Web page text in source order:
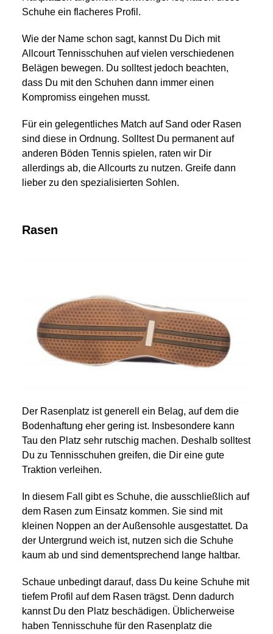
Schuhe ein flacheres Profil.
Wie der Name schon sagt, kannst Du Dich mit
Allcourt Tennisschuhen auf vielen verschiedenen
Belägen bewegen. Du solltest jedoch beachten,
dass Du mit den Schuhen dann immer einen
Kompromiss eingehen musst.
Für ein gelegentliches Match auf Sand oder Rasen
sind diese in Ordnung. Solltest Du permanent auf
anderen Böden Tennis spielen, raten wir Dir
allerdings ab, die Allcourts zu nutzen. Greife dann
lieber zu den spezialisierten Sohlen.
Rasen
Der Rasenplatz ist generell ein Belag, auf dem die
Bodenhaftung eher gering ist. Insbesondere kann
Tau den Platz sehr rutschig machen. Deshalb solltest
Du zu Tennisschuhen greifen, die Dir eine gute
Traktion verleihen.
In diesem Fall gibt es Schuhe, die ausschließlich auf
dem Rasen zum Einsatz kommen. Sie sind mit
kleinen Noppen an der Außensohle ausgestattet. Da
der Untergrund weich ist, nutzen sich die Schuhe
kaum ab und sind dementsprechend lange haltbar.
Schaue unbedingt darauf, dass Du keine Schuhe mit
tiefem Profil auf dem Rasen trägst. Denn dadurch
kannst Du den Platz beschädigen. Üblicherweise
haben Tennisschuhe für den Rasenplatz die